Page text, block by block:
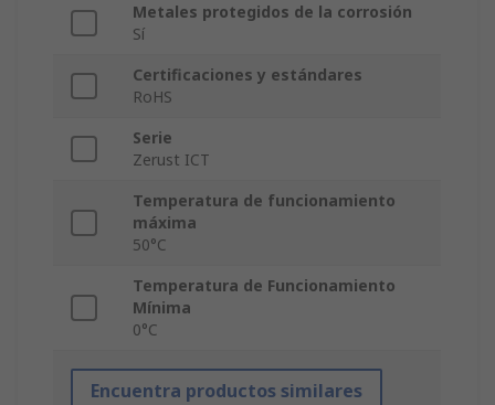
Metales protegidos de la corrosión
Sí
Certificaciones y estándares
RoHS
Serie
Zerust ICT
Temperatura de funcionamiento
máxima
50°C
Temperatura de Funcionamiento
Mínima
0°C
Encuentra productos similares